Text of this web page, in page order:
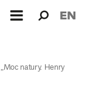
dla: EN
natury. Henry